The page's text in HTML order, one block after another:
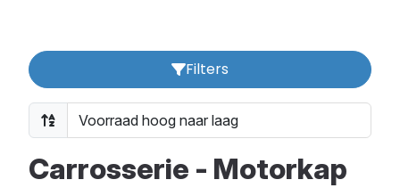
Filters
Carrosserie - Motorkap